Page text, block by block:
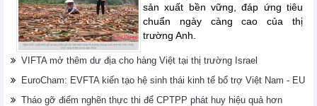
sản xuất bền vững, đáp ứng tiêu
chuẩn ngày càng cao của thị
trường Anh.
VIFTA mở thêm dư địa cho hàng Việt tại thị trường Israel
EuroCham: EVFTA kiến tạo hệ sinh thái kinh tế bổ trợ Việt Nam - EU
Tháo gỡ điểm nghẽn thực thi để CPTPP phát huy hiệu quả hơn